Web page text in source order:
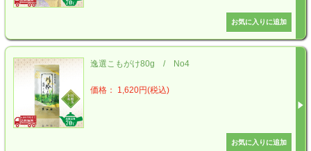
逸選こもがけ80g / No4
価格： 1,620円(税込)